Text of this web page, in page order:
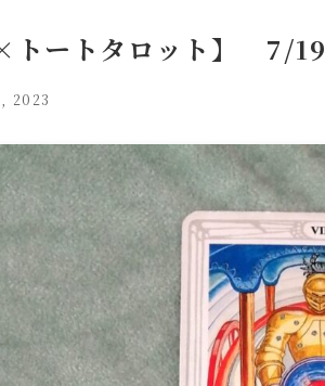
×トートタロット】 7/19
2023